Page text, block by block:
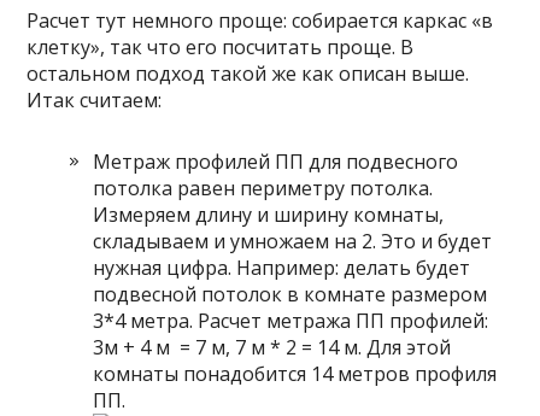
Расчет тут немного проще: собирается каркас «в
клетку», так что его посчитать проще. В
остальном подход такой же как описан выше.
Итак считаем:
Метраж профилей ПП для подвесного
потолка равен периметру потолка.
Измеряем длину и ширину комнаты,
складываем и умножаем на 2. Это и будет
нужная цифра. Например: делать будет
подвесной потолок в комнате размером
3*4 метра. Расчет метража ПП профилей:
3м + 4 м = 7 м, 7 м * 2 = 14 м. Для этой
комнаты понадобится 14 метров профиля
ПП.